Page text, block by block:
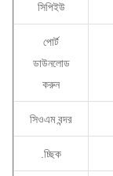
সিপিইউ
পোর্ট
ডাউনলোড
করুন
সিওএম বন্দর
.চ্ছিক